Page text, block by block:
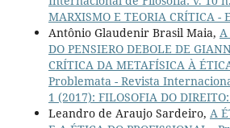
MARXISMO E TEORIA CRÍTICA -
Antônio Glaudenir Brasil Maia, A
DO PENSIERO DEBOLE DE
CRÍTICA DA METAFÍSICA À
Problemata - Revista
1 (2017): FILOSOFIA DO
Leandro de Araujo Sardeiro, A